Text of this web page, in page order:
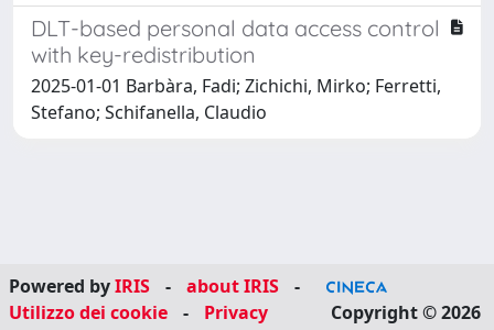
DLT-based personal data access control
with key-redistribution
2025-01-01 Barbàra, Fadi; Zichichi, Mirko; Ferretti,
Stefano; Schifanella, Claudio
Powered byIRIS - about IRIS
-
Utilizzo dei cookie
- Privacy Copyright © 2026